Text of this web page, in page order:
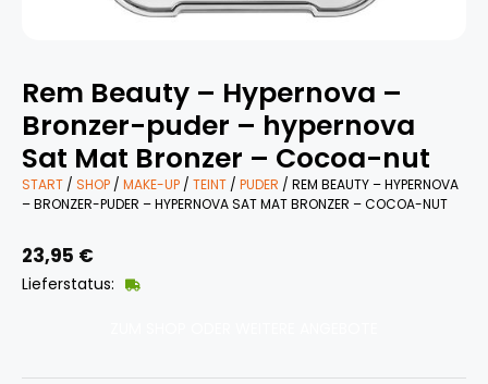
Rem Beauty – Hypernova –
Bronzer-puder – hypernova
Sat Mat Bronzer – Cocoa-nut
START / SHOP / MAKE-UP / TEINT / PUDER / REM BEAUTY – HYPERNOVA
– BRONZER-PUDER – HYPERNOVA SAT MAT BRONZER – COCOA-NUT
23,95 €
Lieferstatus: